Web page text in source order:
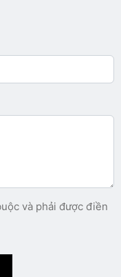
4 trên 5
5 sao.
5 sao.
sao. Xấu
và phải được điền